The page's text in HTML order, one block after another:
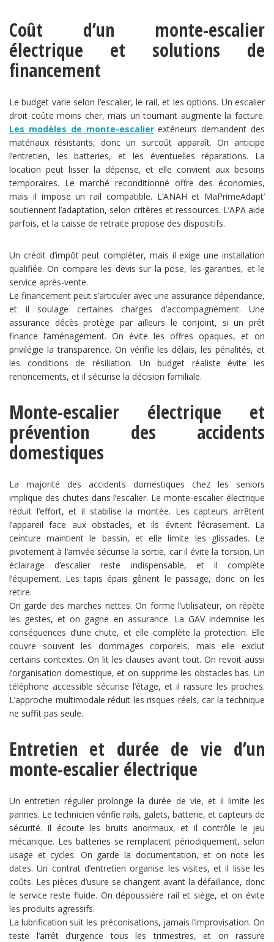
Coût d’un monte-escalier
électrique et solutions de
financement
Le budget varie selon l’escalier, le rail, et les options. Un escalier
droit coûte moins cher, mais un tournant augmente la facture.
Les modèles de monte-escalierextérieurs demandent des
matériaux résistants, donc un surcoût apparaît. On anticipe
l’entretien, les batteries, et les éventuelles réparations. La
location peut lisser la dépense, et elle convient aux besoins
temporaires. Le marché reconditionné offre des économies,
mais il impose un rail compatible. L’ANAH et MaPrimeAdapt’
soutiennent l’adaptation, selon critères et ressources. L’APA aide
parfois, et la caisse de retraite propose des dispositifs.
Un crédit d’impôt peut compléter, mais il exige une installation
qualifiée. On compare les devis sur la pose, les garanties, et le
service après-vente.
Le financement peut s’articuler avec une assurance dépendance,
et il soulage certaines charges d’accompagnement. Une
assurance décès protège par ailleurs le conjoint, si un prêt
finance l’aménagement. On évite les offres opaques, et on
privilégie la transparence. On vérifie les délais, les pénalités, et
les conditions de résiliation. Un budget réaliste évite les
renoncements, et il sécurise la décision familiale.
Monte-escalier électrique et
prévention des accidents
domestiques
La majorité des accidents domestiques chez les seniors
implique des chutes dans l’escalier. Le monte-escalier électrique
réduit l’effort, et il stabilise la montée. Les capteurs arrêtent
l’appareil face aux obstacles, et ils évitent l’écrasement. La
ceinture maintient le bassin, et elle limite les glissades. Le
pivotement à l’arrivée sécurise la sortie, car il évite la torsion. Un
éclairage d’escalier reste indispensable, et il complète
l’équipement. Les tapis épais gênent le passage, donc on les
retire.
On garde des marches nettes. On forme l’utilisateur, on répète
les gestes, et on gagne en assurance. La GAV indemnise les
conséquences d’une chute, et elle complète la protection. Elle
couvre souvent les dommages corporels, mais elle exclut
certains contextes. On lit les clauses avant tout. On revoit aussi
l’organisation domestique, et on supprime les obstacles bas. Un
téléphone accessible sécurise l’étage, et il rassure les proches.
L’approche multimodale réduit les risques réels, car la technique
ne suffit pas seule.
Entretien et durée de vie d’un
monte-escalier électrique
Un entretien régulier prolonge la durée de vie, et il limite les
pannes. Le technicien vérifie rails, galets, batterie, et capteurs de
sécurité. Il écoute les bruits anormaux, et il contrôle le jeu
mécanique. Les batteries se remplacent périodiquement, selon
usage et cycles. On garde la documentation, et on note les
dates. Un contrat d’entretien organise les visites, et il lisse les
coûts. Les pièces d’usure se changent avant la défaillance, donc
le service reste fluide. On dépoussière rail et siège, et on évite
les produits agressifs.
La lubrification suit les préconisations, jamais l’improvisation. On
teste l’arrêt d’urgence tous les trimestres, et on rassure